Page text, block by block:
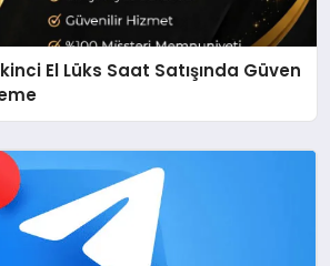
El Lüks Saat Satışında Güven